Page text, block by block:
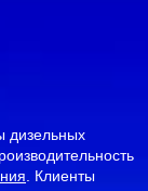
дизельных
. Клиенты